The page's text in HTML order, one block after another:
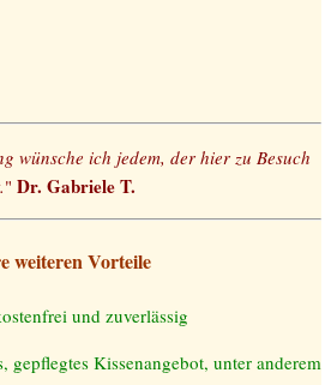
wünsche ich jedem, der hier zu Besuch
" Dr. Gabriele T.
weiteren Vorteile
und zuverlässig
gepflegtes Kissenangebot, unter anderem